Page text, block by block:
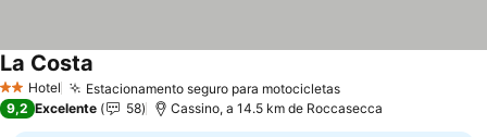
2 Estrelas
Hotel Estacionamento seguro para motocicletasVer preços
La Costa
9,2 Excelente 58 Cassino, a 14.5 km de Roccasecca